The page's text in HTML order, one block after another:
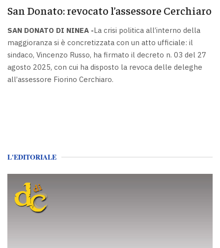
San Donato: revocato l’assessore Cerchiaro
SAN DONATO DI NINEA -La crisi politica all’interno della
maggioranza si è concretizzata con un atto ufficiale: il
sindaco, Vincenzo Russo, ha firmato il decreto n. 03 del 27
agosto 2025, con cui ha disposto la revoca delle deleghe
all’assessore Fiorino Cerchiaro.
L'EDITORIALE